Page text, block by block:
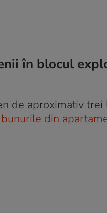
în blocul
de aproximativ trei
din